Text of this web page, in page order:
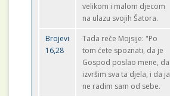
velikom i malom djecom
na ulazu svojih Šatora.
Brojevi
16,28
Tada reče Mojsije: "Po
tom ćete spoznati, da je
Gospod poslao mene, da
izvršim sva ta djela, i da ja
ne radim sam od sebe.